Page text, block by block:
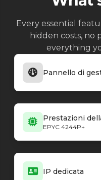
Every essential
hidden costs, no
everything
Prestazioni
EPYC 4244P+
IP dedicata